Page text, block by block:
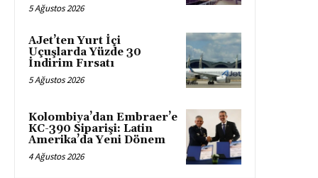
5 Ağustos 2026
AJet’ten Yurt İçi
Uçuşlarda Yüzde 30
İndirim Fırsatı
5 Ağustos 2026
Kolombiya’dan Embraer’e
KC-390 Siparişi: Latin
Amerika’da Yeni Dönem
4 Ağustos 2026